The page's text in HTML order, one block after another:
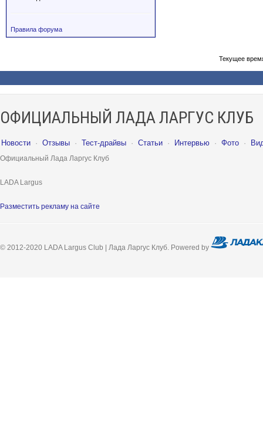
Правила форума
Текущее
ОФИЦИАЛЬНЫЙ ЛАДА ЛАРГУС КЛУБ
Новости · Отзывы · Тест-драйвы · Статьи · Интервью · Фото ·
Официальный Лада Ларгус Клуб
LADA Largus
Разместить рекламу на сайте
© 2012-2020 LADA Largus Club | Лада Ларгус Клуб. Powered by